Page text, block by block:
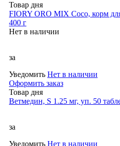
Товар дня
FIORY ORO MIX Coco, корм
400 г
Нет в наличии
за
Уведомить Нет в наличии
Оформить заказ
Товар дня
Ветмедин, S 1.25 мг, уп. 50
за
Уведомить Нет в наличии